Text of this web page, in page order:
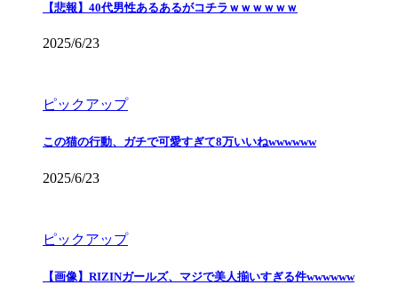
【悲報】40代男性あるあるがコチラｗｗｗｗｗｗ
2025/6/23
ピックアップ
この猫の行動、ガチで可愛すぎて8万いいねwwwwww
2025/6/23
ピックアップ
【画像】RIZINガールズ、マジで美人揃いすぎる件wwwwww